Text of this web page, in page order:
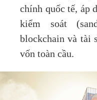
chính quốc tế, áp
kiểm soát
blockchain và tài
vốn toàn cầu.